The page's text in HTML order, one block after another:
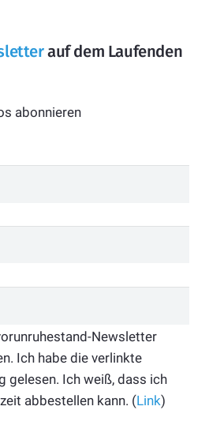
auf dem Laufenden
abonnieren
Newsletter
Ich habe die verlinkte
gelesen. Ich weiß, dass ich
abbestellen kann. (Link)